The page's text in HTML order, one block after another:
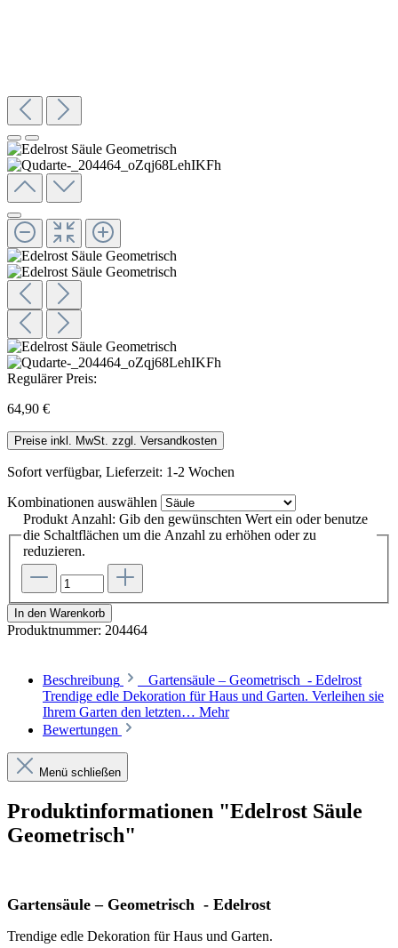
Regulärer Preis:
64,90 €
Preise inkl. MwSt. zzgl. Versandkosten
Sofort verfügbar, Lieferzeit: 1-2 Wochen
Kombinationen auswählen
Produkt Anzahl: Gib den gewünschten Wert ein oder benutze
die Schaltflächen um die Anzahl zu erhöhen oder zu
reduzieren.
In den Warenkorb
Produktnummer: 204464
Beschreibung
Gartensäule – Geometrisch - Edelrost
Trendige edle Dekoration für Haus und Garten. Verleihen sie
Ihrem Garten den letzten… Mehr
Bewertungen
Menü schließen
Produktinformationen "Edelrost Säule
Geometrisch"
Gartensäule – Geometrisch - Edelrost
Trendige edle Dekoration für Haus und Garten.